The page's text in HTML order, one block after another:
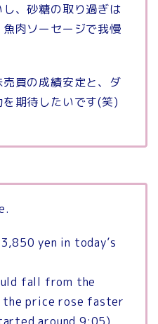
、砂糖の取り過ぎは
肉ソーセージで我慢
買の成績安定と、ダ
期待したいです(笑)
yen in today’s
fall from the
the price rose faster